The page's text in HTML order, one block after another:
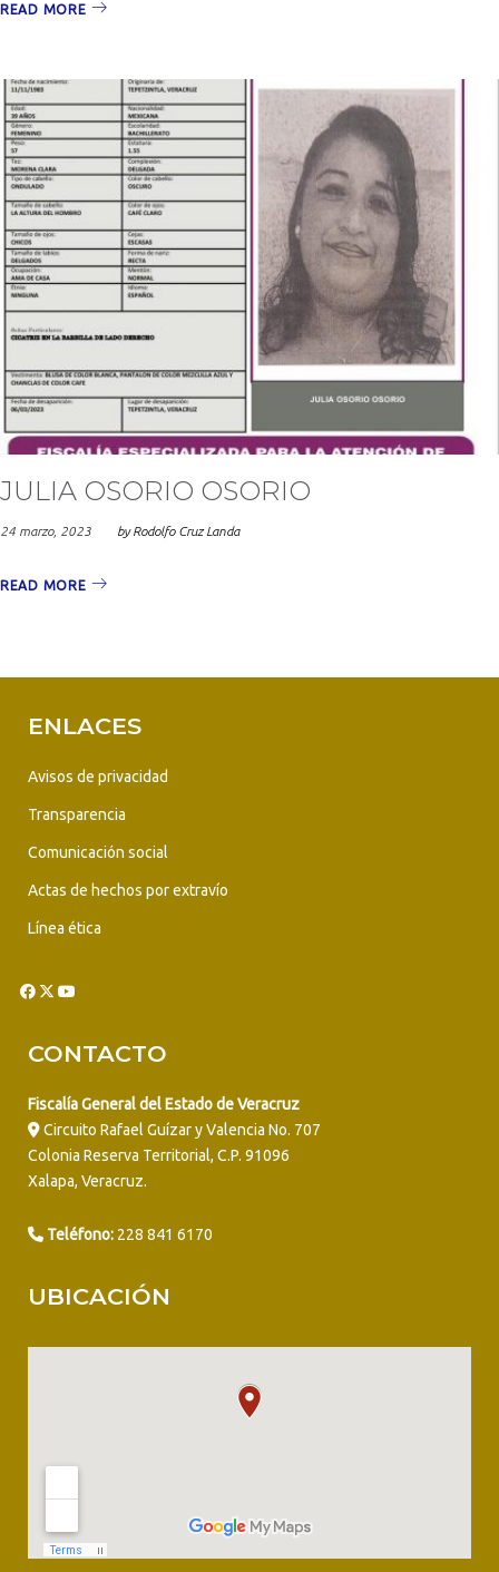
READ MORE
JULIA OSORIO OSORIO
24 marzo, 2023 byRodolfo Cruz Landa
READ MORE
ENLACES
Avisos de privacidad
Transparencia
Comunicación social
Actas de hechos por extravío
Línea ética
CONTACTO
Fiscalía General del Estado de Veracruz
Circuito Rafael Guízar y Valencia No. 707
Colonia Reserva Territorial, C.P. 91096
Xalapa, Veracruz.
Teléfono: 228 841 6170
UBICACIÓN